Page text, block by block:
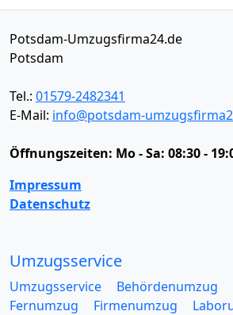
Potsdam-Umzugsfirma24.de
Potsdam
Tel.: 01579-2482341
E-Mail: info@potsdam-
Öffnungszeiten: Mo - Sa: 08:30 -
Impressum
Datenschutz
Umzugsservice
Umzugsservice Behördenumzug
Fernumzug
Firmenumzug